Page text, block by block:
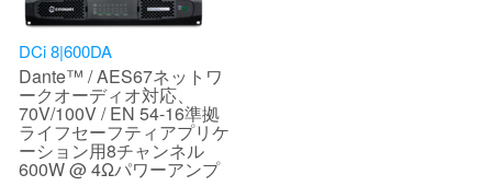
DCi 8|600DA
Dante™ / AES67ネットワ
ークオーディオ対応、
70V/100V / EN 54-16準拠
ライフセーフティアプリケ
ーション用8チャンネル
600W @ 4Ωパワーアンプ